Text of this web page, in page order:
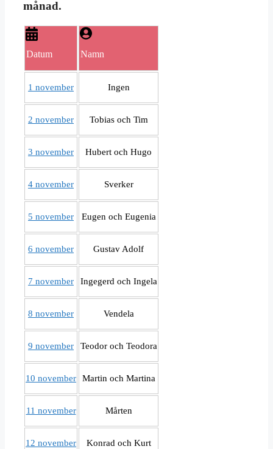
månad.
Datum Namn
1 november Ingen
2 november Tobias och Tim
3 november Hubert och Hugo
4 november Sverker
5 november Eugen och Eugenia
6 november Gustav Adolf
7 november Ingegerd och Ingela
8 november Vendela
9 november Teodor och Teodora
10 november Martin och Martina
11 november Mårten
12 november Konrad och Kurt